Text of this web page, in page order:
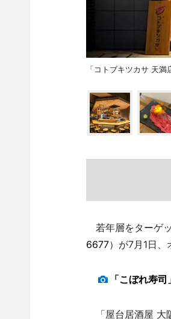
「コトブキツカサ 天満
若年層をターゲ
6677）が7月1日、
「こぼれ寿司
「屋台居酒屋 大